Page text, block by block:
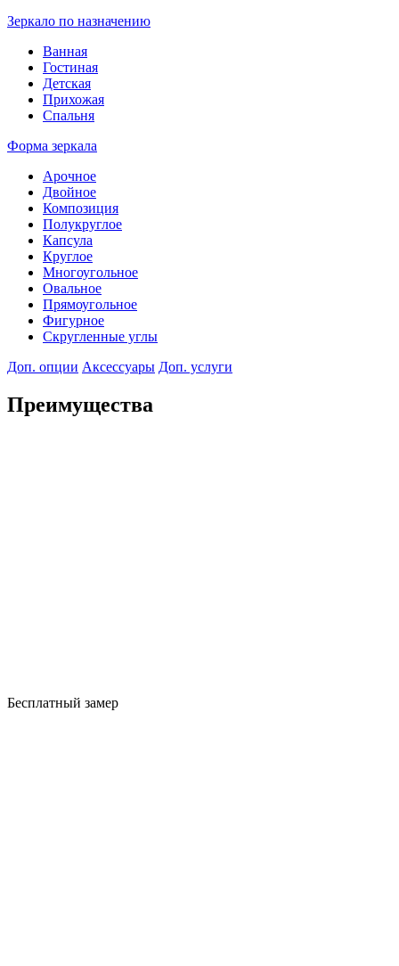
Зеркало по назначению
Ванная
Гостиная
Детская
Прихожая
Спальня
Форма зеркала
Арочное
Двойное
Композиция
Полукруглое
Капсула
Круглое
Многоугольное
Овальное
Прямоугольное
Фигурное
Скругленные углы
Доп. опции Аксессуары Доп. услуги
Преимущества
Бесплатный замер